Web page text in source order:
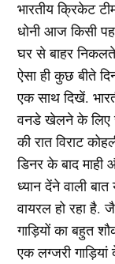
भारतीय क्रिकेट
धोनी आज किसी
घर से बाहर
ऐसा ही कुछ बीते
एक साथ दिखें.
वनडे खेलने के लिए
की रात विराट
डिनर के बाद माही
ध्यान देंने वाली
वायरल हो रहा है.
गाड़ियों का बहुत
एक लग्जरी